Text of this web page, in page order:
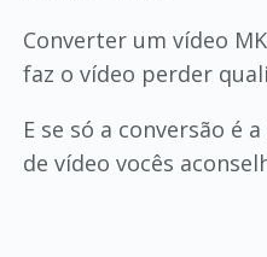
Converter um vídeo
faz o vídeo perder
E se só a conversão é
de vídeo vocês